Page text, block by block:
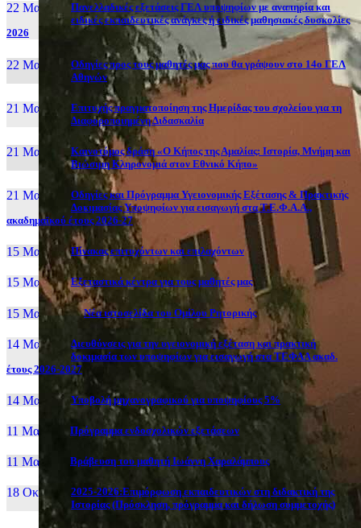
22 Μαι, 26
Πανελλαδικές εξετάσεις ΓΕΛ υποψηφίων με αναπηρία και
ειδικές εκπαιδευτικές ανάγκες ή ειδικές μαθησιακές δυσκολίες
2026
22 Μαι, 26
Οδηγίες προς τους μαθητές μας που θα γράψουν στο 14ο ΓΕΛ
Αθηνών
21 Μαι, 26
Επιτυχής πραγματοποίηση της Ημερίδας του σχολείου για τη
Διαφοροποιημένη Διδασκαλία
21 Μαι, 26
Καινοτόμος δράση «Ο Κήπος της Αμαλίας: Ιστορία, Μνήμη και
Βιώσιμη Κληρονομιά στον Εθνικό Κήπο»
21 Μαι, 26
Οδηγίες και Πρόγραμμα Υγειονομικής Εξέτασης & Πρακτικής
Δοκιμασίας Υποψηφίων για εισαγωγή στα Τ.Ε.Φ.Α.Α.,
ακαδημαϊκού έτους 2026-27
15 Μαι, 26 Πίνακας επιτυχόντων και επιλαχόντων
15 Μαι, 26 Εξεταστικά κέντρα για τους μαθητές μας
15 Μαι, 2026 Νέα ιστοσελίδα του Ομίλου Ρητορικής
14 Μαι, 26
Διευθύνσεις για την υγειονομική εξέταση και πρακτική
δοκιμασία των υποψηφίων για εισαγωγή στα ΤΕΦΑΑ ακαδ.
έτους 2026-2027
14 Μαι, 26 Yποβολή μηχανογραφικού για υποψηφίους 5%
11 Μαι, 26 Πρόγραμμα ενδοσχολικών εξετάσεων
11 Μαι, 26 Βράβευση του μαθητή Ιωάννη Χαραλάμπους
18 Οκτ, 25
2025-2026:Επιμόρφωση εκπαιδευτικών στη διδακτική της
Ιστορίας (Πρόσκληση, πρόγραμμα και δήλωση συμμετοχής)